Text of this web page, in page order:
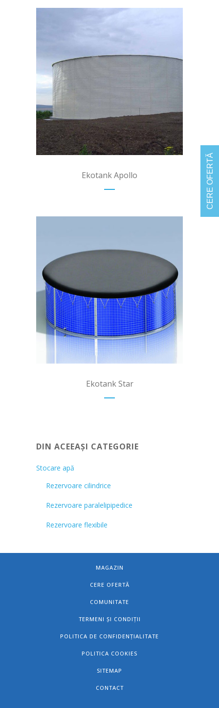
+
Ekotank Apollo
+
Ekotank Star
DIN ACEEAȘI CATEGORIE
Stocare apă
Rezervoare cilindrice
Rezervoare paralelipipedice
Rezervoare flexibile
MAGAZIN
CERE OFERTĂ
COMUNITATE
TERMENI ȘI CONDIȚII
POLITICA DE CONFIDENȚIALITATE
POLITICA COOKIES
SITEMAP
CONTACT
CERE OFERTĂ